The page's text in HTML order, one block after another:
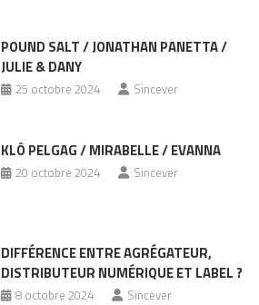
POUND SALT / JONATHAN PANETTA /
JULIE & DANY
25 octobre 2024 Sincever
KLÔ PELGAG / MIRABELLE / EVANNA
20 octobre 2024 Sincever
DIFFÉRENCE ENTRE AGRÉGATEUR,
DISTRIBUTEUR NUMÉRIQUE ET LABEL ?
8 octobre 2024 Sincever